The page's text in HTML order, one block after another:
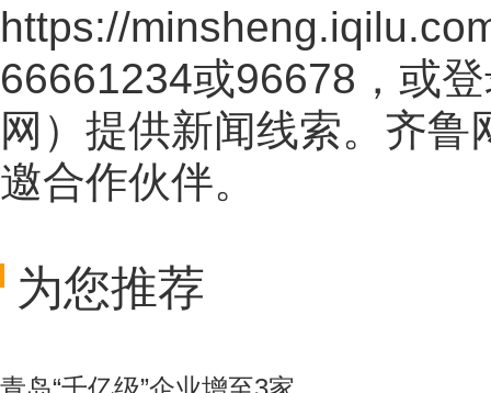
https://
66661234或96678，或
网 ）提供新闻线索。齐鲁
邀合作伙伴。
为您推荐